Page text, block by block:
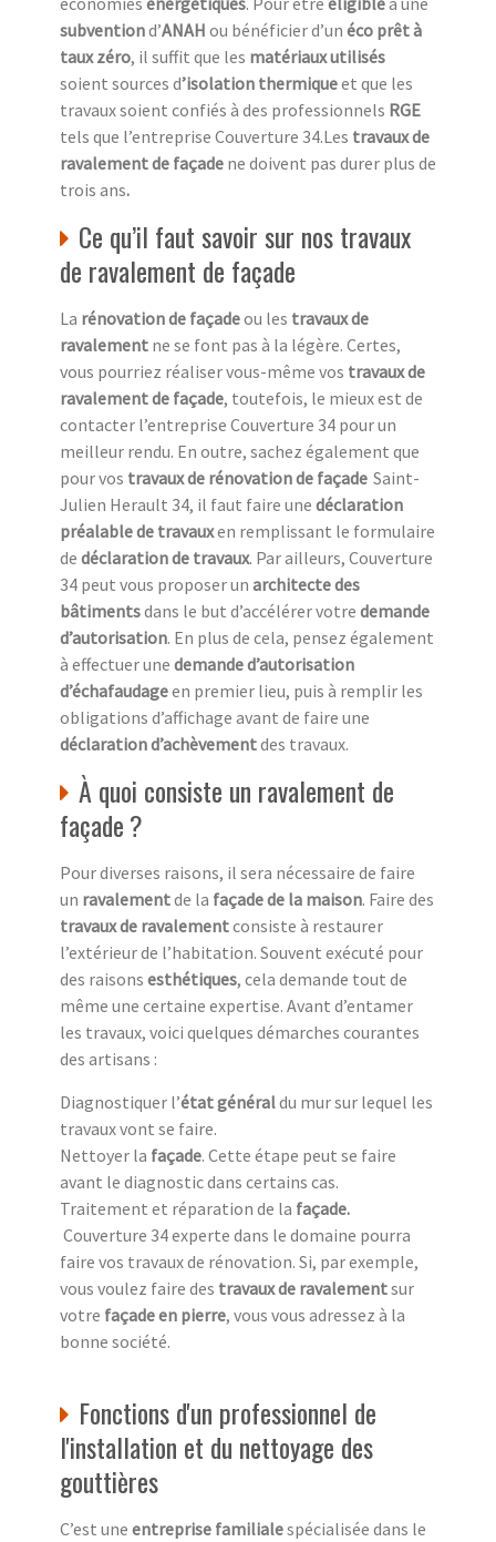
subventiond’ANAH ou bénéficier d’un éco prêt à
taux zéro, il suffit que les matériaux utilisés
soient sources d’isolation thermiqueet que les
travaux soient confiés à des professionnels RGE
tels que l’entreprise Couverture 34.Les travaux de
ravalement de façade ne doivent pas durer plus de
trois ans.
Ce qu’il faut savoir sur nos travaux
de ravalement de façade
La rénovation de façadeou les travaux de
ravalement ne se font pas à la légère. Certes,
vous pourriez réaliser vous-même vos travaux de
ravalement de façade, toutefois, le mieux est de
contacter l’entreprise Couverture 34 pour un
meilleur rendu. En outre, sachez également que
pour vos travaux de rénovation de façade Saint-
Julien Herault 34, il faut faire une déclaration
préalable de travauxen remplissant le formulaire
de déclaration de travaux. Par ailleurs, Couverture
34 peut vous proposer un architecte des
bâtimentsdans le but d’accélérer votre demande
d’autorisation. En plus de cela, pensez également
à effectuer une demande d’autorisation
d’échafaudageen premier lieu, puis à remplir les
obligations d’affichage avant de faire une
déclaration d’achèvementdes travaux.
À quoi consiste un ravalement de
façade ?
Pour diverses raisons, il sera nécessaire de faire
un ravalementde la façade de la maison. Faire des
travaux de ravalementconsiste à restaurer
l’extérieur de l’habitation. Souvent exécuté pour
des raisons esthétiques, cela demande tout de
même une certaine expertise. Avant d’entamer
les travaux, voici quelques démarches courantes
des artisans :
Diagnostiquer l’état généraldu mur sur lequel les
travaux vont se faire.
Nettoyer la façade. Cette étape peut se faire
avant le diagnostic dans certains cas.
Traitement et réparation de la façade.
Couverture 34 experte dans le domaine pourra
faire vos travaux de rénovation. Si, par exemple,
vous voulez faire des travaux de ravalementsur
votre façade en pierre, vous vous adressez à la
bonne société.
Fonctions d'un professionnel de
l'installation et du nettoyage des
gouttières
C’est une entreprise familialespécialisée dans le